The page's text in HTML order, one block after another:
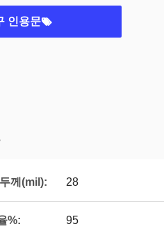
인용문
께(mil): 28
%: 95